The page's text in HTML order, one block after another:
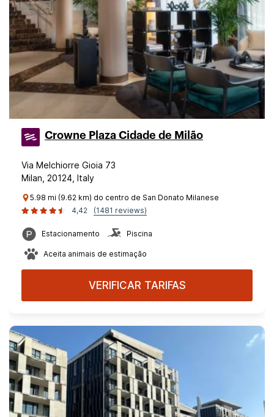
Crowne Plaza Cidade de Milão
Via Melchiorre Gioia 73
Milan, 20124, Italy
5.98 mi (9.62 km) do centro de San Donato Milanese
4,42
(1481 reviews)
Estacionamento Piscina
Aceita animais de estimação
VERIFICAR TARIFAS